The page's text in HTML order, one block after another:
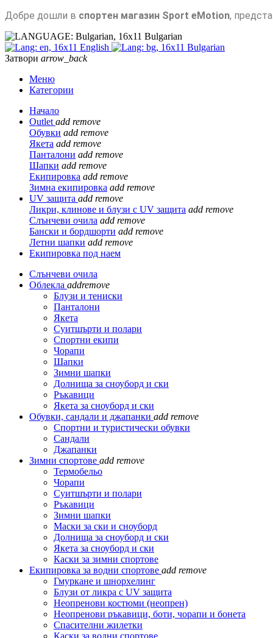
Добре дошли в спортен магазин Sport eMotion,
Bulgarian
English
Bulgarian
Затвори arrow_back
Меню
Категории
Начало
Outlet add remove
Обувки add remove
Якета add remove
Панталони add remove
Шапки add remove
Екипировка add remove
Зимна екипировка add remove
UV защита add remove
Ликри, клинове и блузи с UV защита add remove
Слънчеви очила add remove
Бански и бордшорти add remove
Летни шапки add remove
Екипировка под наем
Слънчеви очила
Облекла addremove
Блузи и тениски
Панталони
Якета
Суитшърти и полари
Спортни екипи
Чорапи
Шапки
Зимни шапки
Долнища за сноуборд и ски
Ръкавици
Якета за сноуборд и ски
Обувки, сандали и джапанки add remove
Спортни и туристически обувки
Сандали
Джапанки
Зимни спортове add remove
Термобельо
Чорапи
Суитшърти и полари
Ръкавици
Зимни шапки
Маски за ски и сноуборд
Долнища за сноуборд и ски
Якета за сноуборд и ски
Каски за зимни спортове
Екипировка за водни спортове add remove
Гмуркане и шнорхелинг
Блузи от ликра с UV защита
Неопренови костюми (неопрен)
Неопренови ръкавици, боти, чорапи и бонета
Спасителни жилетки
Каски за водни спортове